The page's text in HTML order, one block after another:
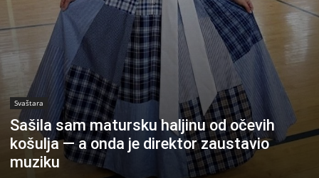
Svaštara
Sašila sam matursku haljinu od očevih
košulja — a onda je direktor zaustavio
muziku